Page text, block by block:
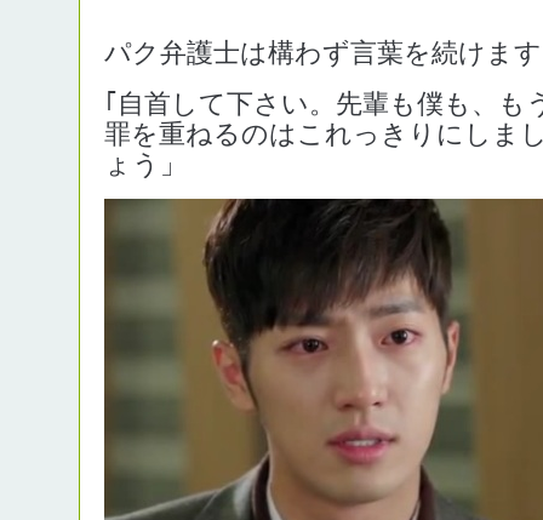
パク弁護士は構わず言葉を続けま
｢自首して下さい。先輩も僕も、も
罪を重ねるのはこれっきりにしま
ょう」